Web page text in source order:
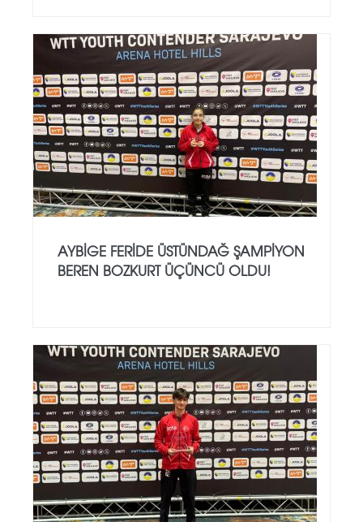
AYBIGE FERIDE ÜSTÜNDAĞ ŞAMPIYON
BEREN BOZKURT ÜÇÜNCÜ OLDU!